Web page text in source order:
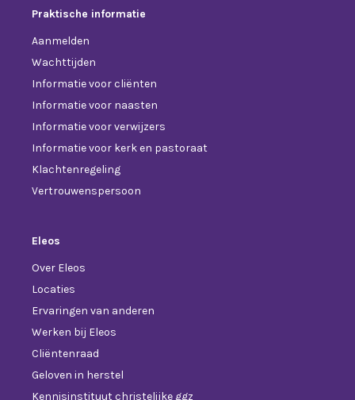
Praktische informatie
Aanmelden
Wachttijden
Informatie voor cliënten
Informatie voor naasten
Informatie voor verwijzers
Informatie voor kerk en pastoraat
Klachtenregeling
Vertrouwenspersoon
Eleos
Over Eleos
Locaties
Ervaringen van anderen
Werken bij Eleos
Cliëntenraad
Geloven in herstel
Kennisinstituut christelijke ggz